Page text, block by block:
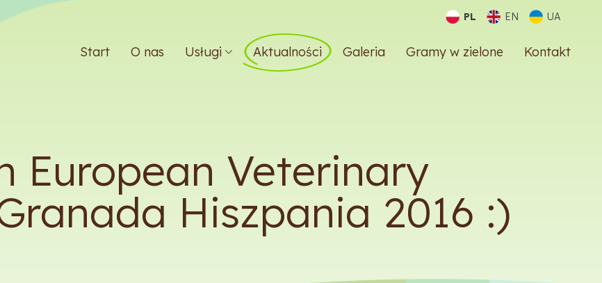
PL EN UA
Start O nas Usługi Aktualności Galeria Gramy w zielone Kontakt
European Veterinary
Hiszpania 2016 :)